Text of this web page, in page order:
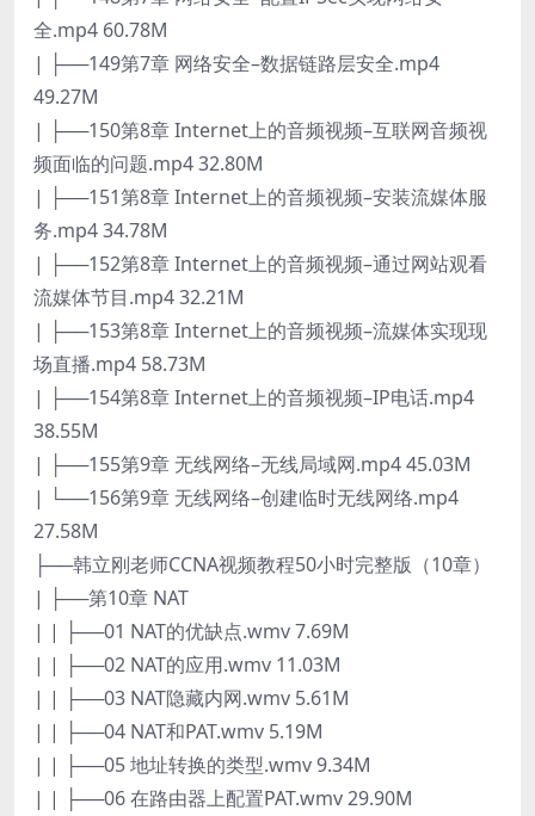
全.mp4 60.78M
| ├──149第7章 网络安全–数据链路层安全.mp4
49.27M
| ├──150第8章 Internet上的音频视频–互联网音频视
频面临的问题.mp4 32.80M
| ├──151第8章 Internet上的音频视频–安装流媒体服
务.mp4 34.78M
| ├──152第8章 Internet上的音频视频–通过网站观看
流媒体节目.mp4 32.21M
| ├──153第8章 Internet上的音频视频–流媒体实现现
场直播.mp4 58.73M
| ├──154第8章 Internet上的音频视频–IP电话.mp4
38.55M
| ├──155第9章 无线网络–无线局域网.mp4 45.03M
| └──156第9章 无线网络–创建临时无线网络.mp4
27.58M
├──韩立刚老师CCNA视频教程50小时完整版（10章）
| ├──第10章 NAT
| | ├──01 NAT的优缺点.wmv 7.69M
| | ├──02 NAT的应用.wmv 11.03M
| | ├──03 NAT隐藏内网.wmv 5.61M
| | ├──04 NAT和PAT.wmv 5.19M
| | ├──05 地址转换的类型.wmv 9.34M
| | ├──06 在路由器上配置PAT.wmv 29.90M